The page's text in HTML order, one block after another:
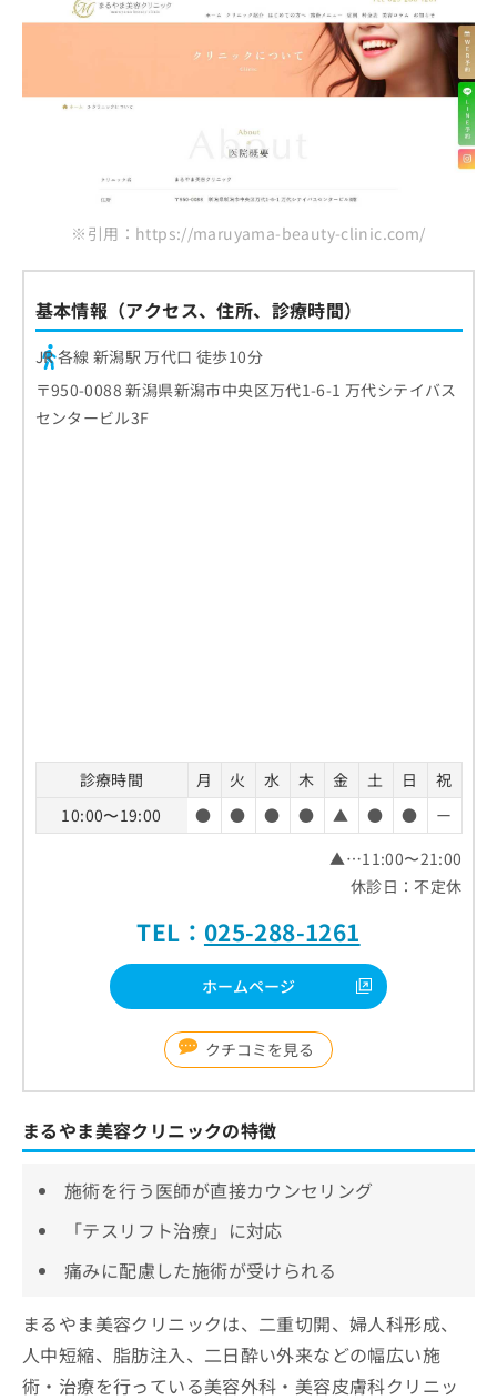
※引用：https://maruyama-beauty-clinic.com/
基本情報（アクセス、住所、診療時間）
JR 各線 新潟駅 万代口 徒歩10分
〒950-0088 新潟県新潟市中央区万代1-6-1 万代シテイバス
センタービル3F
診療時間 月 火 水 木 金 土 日
祝
10:00〜19:00
● ● ● ● ▲ ● ●
ー
▲…11:00〜21:00
休診日：不定休
TEL： 025-288-1261
ホームページ
クチコミを見る
まるやま美容クリニックの特徴
施術を行う医師が直接カウンセリング
「テスリフト治療」に対応
痛みに配慮した施術が受けられる
まるやま美容クリニックは、二重切開、婦人科形成、
人中短縮、脂肪注入、二日酔い外来などの幅広い施
術・治療を行っている美容外科・美容皮膚科クリニッ